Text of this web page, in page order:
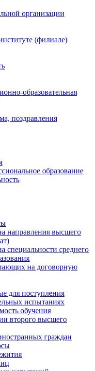
организации
(филиале)
образовательная
поздравления
образование
направления высшего
специальности среднего
на договорную
для поступления
испытаниях
обучения
второго высшего
граждан